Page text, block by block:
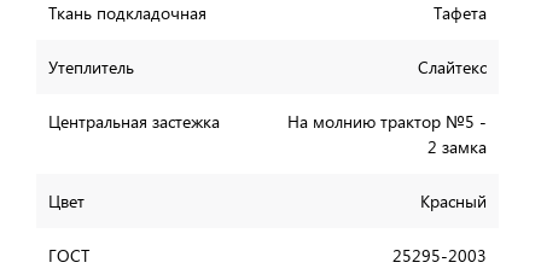
Ткань подкладочная Тафета
Утеплитель Слайтекс
Центральная застежка
На молнию трактор №5 -
2 замка
Цвет Красный
ГОСТ 25295-2003